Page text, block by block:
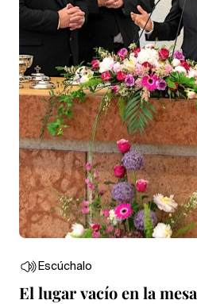
Escúchalo
El lugar vacío en la mesa